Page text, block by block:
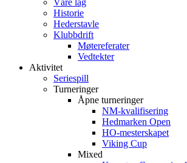
Våre lag
Historie
Hederstavle
Klubbdrift
Møtereferater
Vedtekter
Aktivitet
Seriespill
Turneringer
Åpne turneringer
NM-kvalifisering
Hedmarken Open
HO-mesterskapet
Viking Cup
Mixed